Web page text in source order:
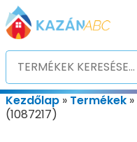
Kezdőlap » Termékek »
(1087217)